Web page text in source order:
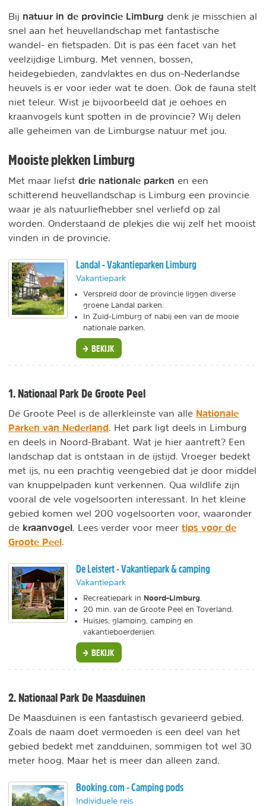
Bij natuur in de provincie Limburg denk je misschien al
snel aan het heuvellandschap met fantastische
wandel- en fietspaden. Dit is pas één facet van het
veelzijdige Limburg. Met vennen, bossen,
heidegebieden, zandvlaktes en dus on-Nederlandse
heuvels is er voor ieder wat te doen. Ook de fauna stelt
niet teleur. Wist je bijvoorbeeld dat je oehoes en
kraanvogels kunt spotten in de provincie? Wij delen
alle geheimen van de Limburgse natuur met jou.
Mooiste plekken Limburg
Met maar liefst drie nationale parken en een
schitterend heuvellandschap is Limburg een provincie
waar je als natuurliefhebber snel verliefd op zal
worden. Onderstaand de plekjes die wij zelf het mooist
vinden in de provincie.
Landal - Vakantieparken Limburg
Vakantiepark
Verspreid door de provincie liggen diverse
groene Landal parken.
In Zuid-Limburg of nabij een van de mooie
nationale parken.
BEKIJK
1. Nationaal Park De Groote Peel
De Groote Peel is de allerkleinste van alle Nationale
Parken van Nederland. Het park ligt deels in Limburg
en deels in Noord-Brabant. Wat je hier aantreft? Een
landschap dat is ontstaan in de ijstijd. Vroeger bedekt
met ijs, nu een prachtig veengebied dat je door middel
van knuppelpaden kunt verkennen. Qua wildlife zijn
vooral de vele vogelsoorten interessant. In het kleine
gebied komen wel 200 vogelsoorten voor, waaronder
de kraanvogel. Lees verder voor meer tips voor de
Groote Peel.
De Leistert - Vakantiepark & camping
Vakantiepark
Recreatiepark in Noord-Limburg
20 min. van de Groote Peel en Toverland.
Huisjes, glamping, camping en
vakantieboerderijen.
BEKIJK
2. Nationaal Park De Maasduinen
De Maasduinen is een fantastisch gevarieerd gebied.
Zoals de naam doet vermoeden is een deel van het
gebied bedekt met zandduinen, sommigen tot wel 30
meter hoog. Maar het is meer dan alleen zand.
Booking.com - Camping pods
Individuele reis